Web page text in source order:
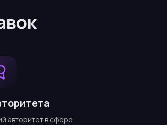
авторитет в сфере